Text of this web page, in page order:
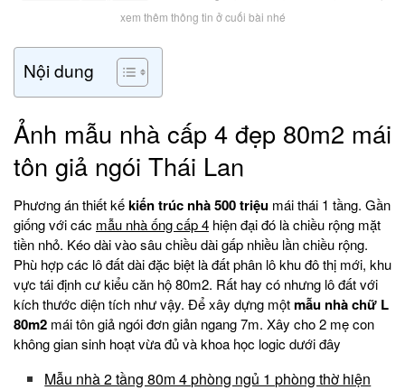
xem thêm thông tin ở cuối bài nhé
Nội dung
Ảnh mẫu nhà cấp 4 đẹp 80m2 mái
tôn giả ngói Thái Lan
Phương án thiết kếkiến trúc nhà 500 triệu mái thái 1 tầng. Gần
giống với các mẫu nhà ống cấp 4 hiện đại đó là chiều rộng mặt
tiền nhỏ. Kéo dài vào sâu chiều dài gấp nhiều lần chiều rộng.
Phù hợp các lô đất dài đặc biệt là đất phân lô khu đô thị mới, khu
vực tái định cư kiểu căn hộ 80m2. Rất hay có nhưng lô đất với
kích thước diện tích như vậy. Để xây dựng mộtmẫu nhà chữ L
80m2 mái tôn giả ngói đơn giản ngang 7m. Xây cho 2 mẹ con
không gian sinh hoạt vừa đủ và khoa học logic dưới đây
Mẫu nhà 2 tầng 80m 4 phòng ngủ 1 phòng thờ hiện